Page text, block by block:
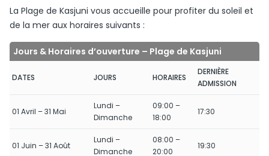
La Plage de Kasjuni vous accueille pour profiter du soleil et
de la mer aux horaires suivants :
Jours & Horaires d’ouverture – Plage de Kasjuni
DATES JOURS HORAIRES
DERNIÈRE
ADMISSION
01 Avril – 31 Mai
Lundi –
Dimanche
09:00 –
18:00
17:30
01 Juin – 31 Août
Lundi –
Dimanche
08:00 –
20:00
19:30